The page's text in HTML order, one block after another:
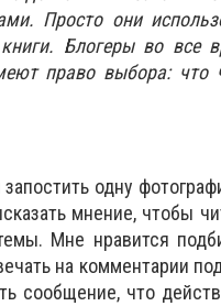
Просто они
Блогеры во все
право выбора: что
одну
мнение, чтобы
Мне нравится
на комментарии
сообщение, что